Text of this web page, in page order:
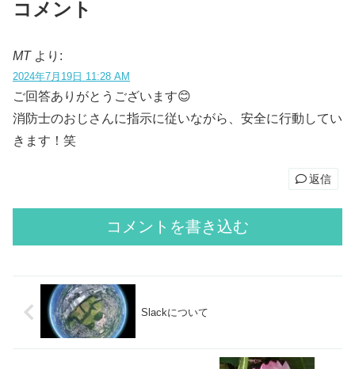
コメント
MT より:
2024年7月19日 11:28 AM
ご回答ありがとうございます😊
消防士のおじさんに指示に従いながら、安全に行動してい
きます！笑
返信
コメントを書き込む
Slackについて